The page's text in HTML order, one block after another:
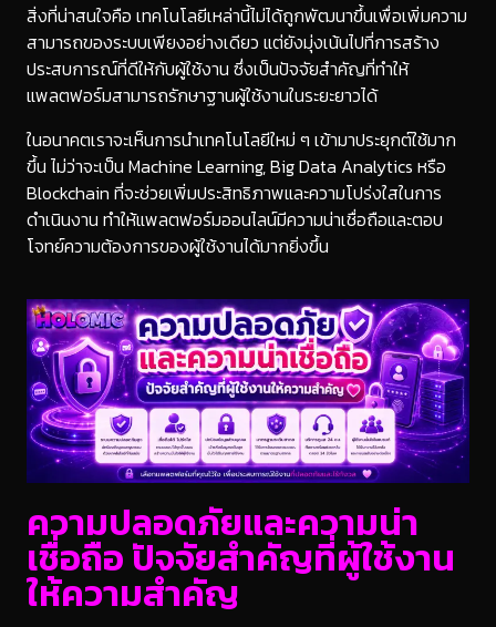
สิ่งที่น่าสนใจคือ เทคโนโลยีเหล่านี้ไม่ได้ถูกพัฒนาขึ้นเพื่อเพิ่มความ
สามารถของระบบเพียงอย่างเดียว แต่ยังมุ่งเน้นไปที่การสร้าง
ประสบการณ์ที่ดีให้กับผู้ใช้งาน ซึ่งเป็นปัจจัยสำคัญที่ทำให้
แพลตฟอร์มสามารถรักษาฐานผู้ใช้งานในระยะยาวได้
ในอนาคตเราจะเห็นการนำเทคโนโลยีใหม่ ๆ เข้ามาประยุกต์ใช้มาก
ขึ้น ไม่ว่าจะเป็น Machine Learning, Big Data Analytics หรือ
Blockchain ที่จะช่วยเพิ่มประสิทธิภาพและความโปร่งใสในการ
ดำเนินงาน ทำให้แพลตฟอร์มออนไลน์มีความน่าเชื่อถือและตอบ
โจทย์ความต้องการของผู้ใช้งานได้มากยิ่งขึ้น
ความปลอดภัยและความน่า
เชื่อถือ ปัจจัยสำคัญที่ผู้ใช้งาน
ให้ความสำคัญ